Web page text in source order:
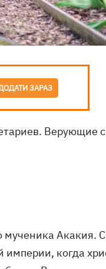
ЗАРАЗ
Верующие
мученика Акакия.
когда